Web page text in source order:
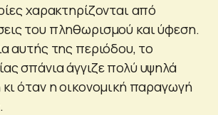
χαρακτηρίζονται από
του πληθωρισμού και ύφεση.
αυτής της περιόδου, το
σπάνια άγγιζε πολύ υψηλά
όταν η οικονομική παραγωγή